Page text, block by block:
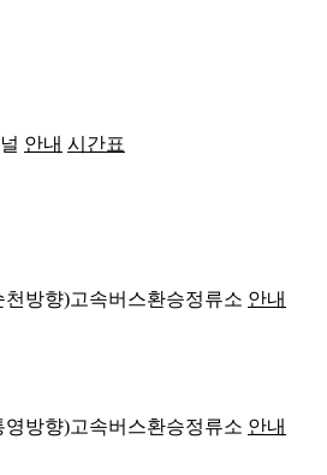
안내 시간표
방향)고속버스환승정류소 안내
방향)고속버스환승정류소 안내